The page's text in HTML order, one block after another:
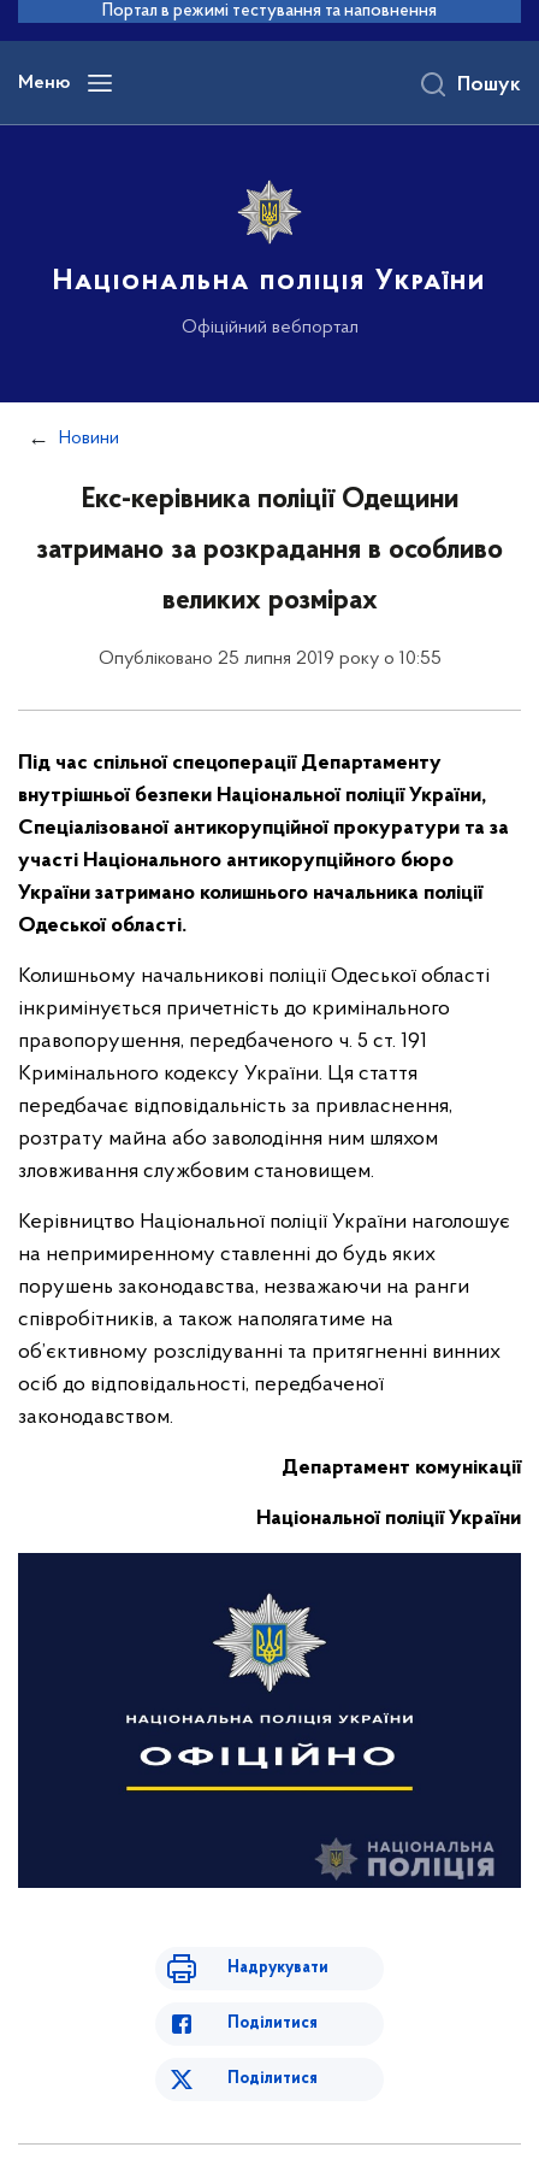
основного
вмісту
Портал в режимі тестування та наповнення
Меню
Національна поліція України
Офіційний вебпортал
Пошук
Новини
Екс-керівника поліції Одещини
затримано за розкрадання в особливо
великих розмірах
Опубліковано 25 липня 2019 року о 10:55
Під час спільної спецоперації Департаменту
внутрішньої безпеки Національної поліції України,
Спеціалізованої антикорупційної прокуратури та за
участі Національного антикорупційного бюро
України затримано колишнього начальника поліції
Одеської області.
Колишньому начальникові поліції Одеської області
інкримінується причетність до кримінального
правопорушення, передбаченого ч. 5 ст. 191
Кримінального кодексу України. Ця стаття
передбачає відповідальність за привласнення,
розтрату майна або заволодіння ним шляхом
зловживання службовим становищем.
Керівництво Національної поліції України наголошує
на непримиренному ставленні до будь яких
порушень законодавства, незважаючи на ранги
співробітників, а також наполягатиме на
об’єктивному розслідуванні та притягненні винних
осіб до відповідальності, передбаченої
законодавством.
Департамент комунікації
Національної поліції України
Надрукувати
Поділитися
Поділитися